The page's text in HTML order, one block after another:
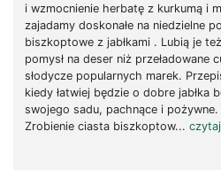
i wzmocnienie herbatę z kurkumą i
zajadamy doskonałe na niedzielne
biszkoptowe z jabłkami . Lubią je
pomysł na deser niż przeładowane
słodycze popularnych marek.
kiedy łatwiej będzie o dobre jabłka
swojego sadu, pachnące i
Zrobienie ciasta biszkoptow...